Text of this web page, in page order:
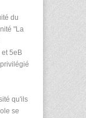
du
"La
et 5eB
qu'ils
se